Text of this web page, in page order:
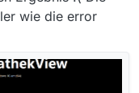
wie die error